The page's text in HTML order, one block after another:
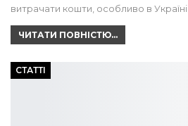
витрачати кошти, особливо в Україні.
ЧИТАТИ ПОВНІСТЮ...
СТАТТІ